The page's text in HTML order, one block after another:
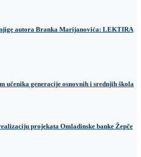
autora Branka Marijanovića: LEKTIRA
učenika generacije osnovnih i srednjih škola
projekata Omladinske banke Žepče